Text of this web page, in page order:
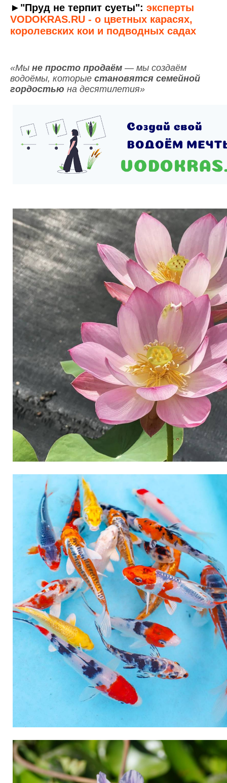
►"Пруд не терпит суеты": эксперты
VODOKRAS.RU - о цветных карасях,
королевских кои и подводных садах
«Мы не просто продаём — мы создаём
водоёмы, которые становятся семейной
гордостью на десятилетия»